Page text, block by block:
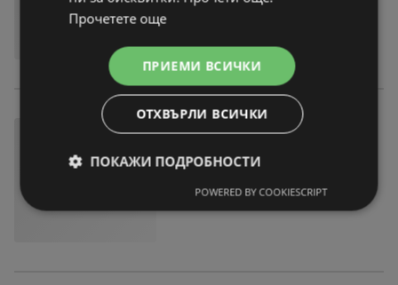
Прочетете още
ПРИЕМИ ВСИЧКИ
ОТХВЪРЛИ ВСИЧКИ
ПОКАЖИ ПОДРОБНОСТИ
POWERED BY COOKIESCRIPT